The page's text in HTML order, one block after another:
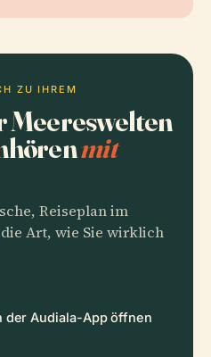
ZU IHREM
Meereswelten
mit
Reiseplan im
Art, wie Sie wirklich
der Audiala-App öffnen